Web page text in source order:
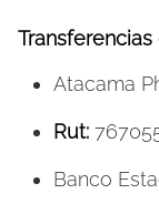
Atacama
Rut:
Banco